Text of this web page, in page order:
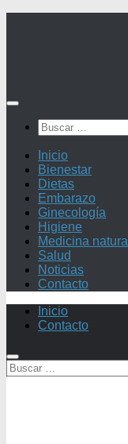
Buscar:
Inicio
Bienestar
Dietas
Embarazo
Ginecología
Higiene
Medicina natural
Salud
Noticias
Contacto
Inicio
Contacto
Buscar: